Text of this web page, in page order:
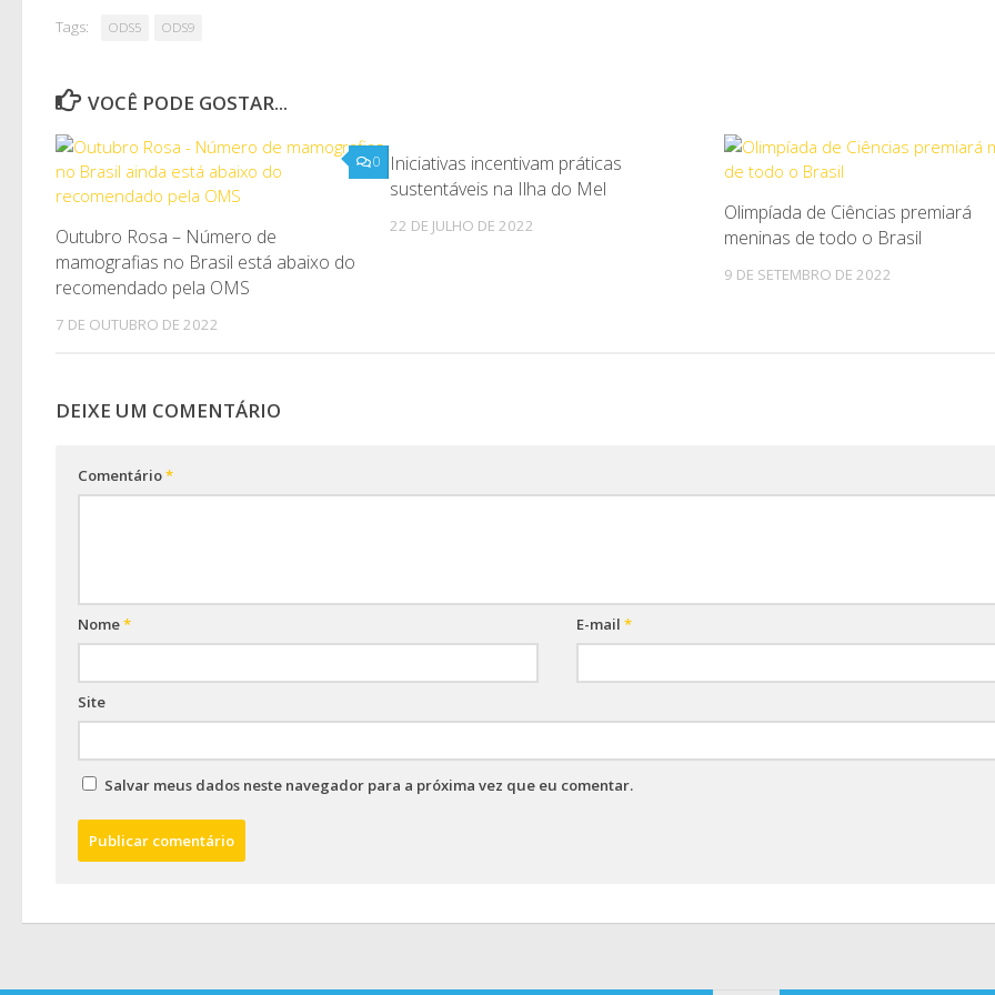
Tags: ODS5 ODS9
VOCÊ PODE GOSTAR...
0
Outubro Rosa – Número de
mamografias no Brasil está abaixo do
recomendado pela OMS
7 DE OUTUBRO DE 2022
Iniciativas incentivam práticas
sustentáveis na Ilha do Mel
22 DE JULHO DE 2022
Olimpíada de Ciências premiará
meninas de todo o Brasil
9 DE SETEMBRO DE 2022
DEIXE UM COMENTÁRIO
Comentário*
Nome* E-mail*
Site
Salvar meus dados neste navegador para a próxima vez que eu comentar.